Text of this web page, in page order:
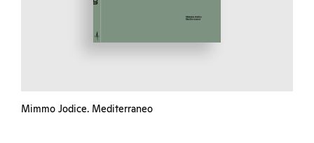
Mimmo Jodice. Mediterraneo